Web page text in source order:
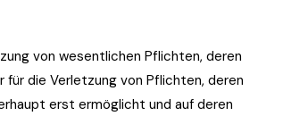
von wesentlichen Pflichten, deren
die Verletzung von Pflichten, deren
erst ermöglicht und auf deren